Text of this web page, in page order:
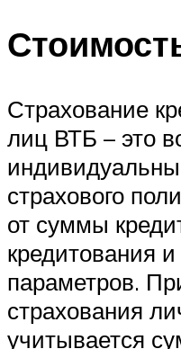
Страхование
лиц ВТБ – это
страхового
от суммы
кредитования
параметров.
страхования
учитывается